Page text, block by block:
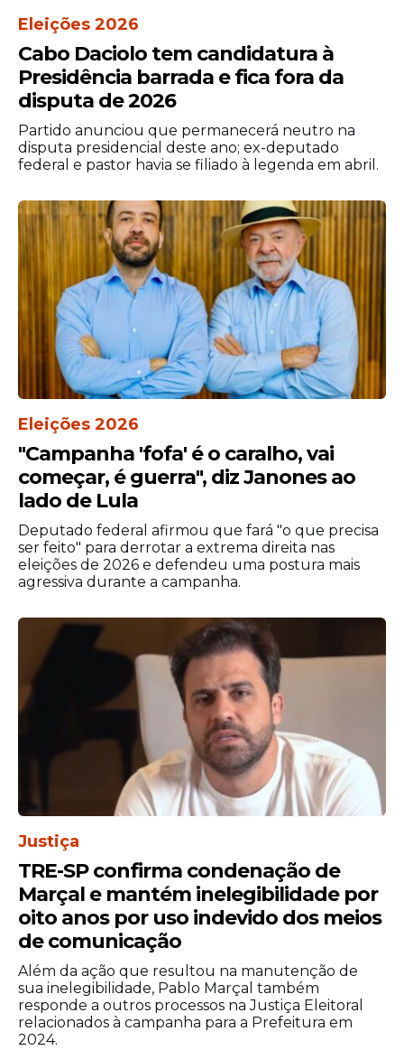
“O que eu estava dizendo na entrevista é
que, como o Congresso ganhou
prerrogativas, era importante que as
mesmas práticas de respeito à lei fiscal
deveriam ser de todos: Executivo, Legislativo
falando desde o começo do ano. Vamos
fazer um pacto para a gente acertar as
contas e continuar evoluindo”, concluiu
Haddad.
Eleições 2026
Cabo Daciolo tem candidatura à
Presidência barrada e fica fora da
disputa de 2026
Partido anunciou que permanecerá neutro na
disputa presidencial deste ano; ex-deputado
federal e pastor havia se filiado à legenda em abril.
Eleições 2026
"Campanha 'fofa' é o caralho, vai
começar, é guerra", diz Janones ao
lado de Lula
Deputado federal afirmou que fará "o que precisa
ser feito" para derrotar a extrema direita nas
eleições de 2026 e defendeu uma postura mais
agressiva durante a campanha.
Justiça
TRE-SP confirma condenação de
Marçal e mantém inelegibilidade por
oito anos por uso indevido dos meios
de comunicação
Além da ação que resultou na manutenção de
sua inelegibilidade, Pablo Marçal também
responde a outros processos na Justiça Eleitoral
relacionados à campanha para a Prefeitura em
2024.